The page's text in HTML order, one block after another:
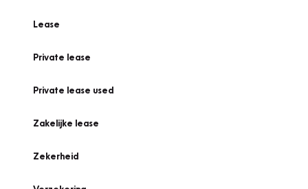
Lease
Private lease
Private lease used
Zakelijke lease
Zekerheid